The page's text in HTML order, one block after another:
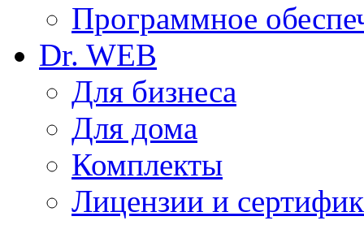
Программное
Dr. WEB
Для бизнеса
Для дома
Комплекты
Лицензии и